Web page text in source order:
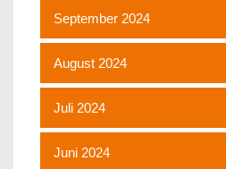
September 2024
August 2024
Juli 2024
Juni 2024